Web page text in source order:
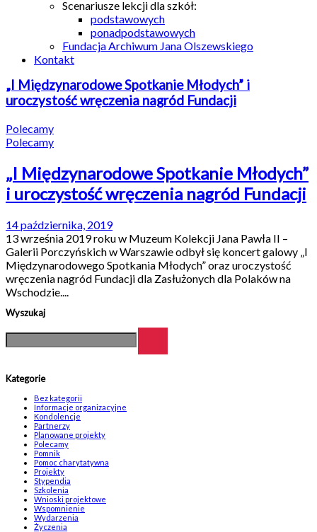
Scenariusze lekcji dla szkół:
podstawowych
ponadpodstawowych
Fundacja Archiwum Jana Olszewskiego
Kontakt
„I Międzynarodowe Spotkanie Młodych” i
uroczystość wręczenia nagród Fundacji
Polecamy
Polecamy
„I Międzynarodowe Spotkanie Młodych”
i uroczystość wręczenia nagród Fundacji
14 października, 2019
13 września 2019 roku w Muzeum Kolekcji Jana Pawła II –
Galerii Porczyńskich w Warszawie odbył się koncert galowy „I
Międzynarodowego Spotkania Młodych” oraz uroczystość
wręczenia nagród Fundacji dla Zasłużonych dla Polaków na
Wschodzie....
Wyszukaj
Kategorie
Bez kategorii
Informacje organizacyjne
Kondolencje
Partnerzy
Planowane projekty
Polecamy
Pomnik
Pomoc charytatywna
Projekty
Stypendia
Szkolenia
Wnioski projektowe
Wspomnienie
Wydarzenia
Życzenia